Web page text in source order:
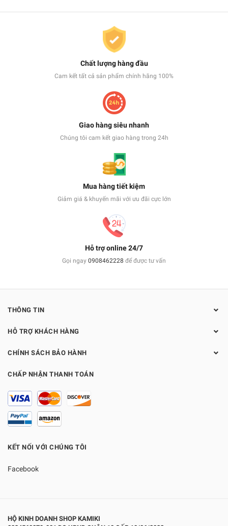
Chất lượng hàng đầu
Cam kết tất cả sản phẩm chính hãng 100%
Giao hàng siêu nhanh
Chúng tôi cam kết giao hàng trong 24h
Mua hàng tiết kiệm
Giảm giá & khuyến mãi với ưu đãi cực lớn
Hỗ trợ online 24/7
Gọi ngay 0908462228 để được tư vấn
THÔNG TIN
HỖ TRỢ KHÁCH HÀNG
CHÍNH SÁCH BẢO HÀNH
CHẤP NHẬN THANH TOÁN
KẾT NỐI VỚI CHÚNG TÔI
Facebook
HỘ KINH DOANH SHOP KAMIKI